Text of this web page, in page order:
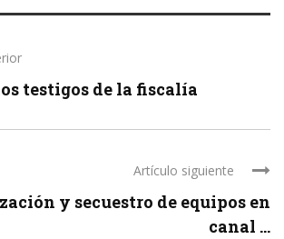
testigos de la fiscalía
Artículo siguiente
y secuestro de equipos en
canal ...